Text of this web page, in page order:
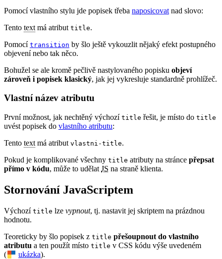
Pomocí vlastního stylu jde popisek třeba naposicovat nad slovo:
Tento text má atribut title.
Pomocí transition by šlo ještě vykouzlit nějaký efekt postupného
objevení nebo tak něco.
Bohužel se ale kromě pečlivě nastylovaného popisku objeví
zároveň i popisek klasický, jak jej vykresluje standardně prohlížeč.
Vlastní název atributu
První možnost, jak nechtěný výchozí title řešit, je místo do title
uvést popisek do vlastního atributu:
Tento text má atribut vlastni-title.
Pokud je komplikované všechny title atributy na stránce přepsat
přímo v kódu, může to udělat JS na straně klienta.
Stornování JavaScriptem
Výchozí title lze vypnout, tj. nastavit jej skriptem na prázdnou
hodnotu.
Teoreticky by šlo popisek z title přešoupnout do vlastního
atributu a ten použít místo title v CSS kódu výše uvedeném
(
ukázka).